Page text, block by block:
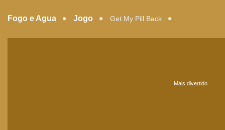
Fogo e Agua Jogo Get My Pill Back
Mais divertido